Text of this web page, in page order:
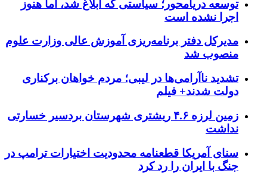
توسعه دریامحور؛ سیاستی که ابلاغ شد، اما هنوز
اجرا نشده است
مدیرکل دفتر برنامه‌ریزی آموزش عالی وزارت علوم
منصوب شد
تشدید ناآرامی‌ها در لیبی؛ مردم خواهان برکناری
دولت شدند+ فیلم
زمین لرزه ۴.۶ ریشتری شهرستان بردسیر خسارتی
نداشت
سنای آمریکا قطعنامه محدودیت اختیارات ترامپ در
جنگ با ایران را رد کرد